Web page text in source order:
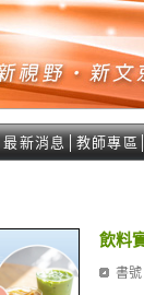
│最新消息 教師專區
飲料
書